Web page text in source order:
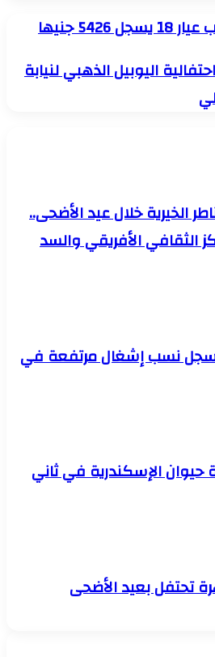
جنيها
اليوبيل الذهبي لنيابة
الخيرية خلال عيد الأضحى..
الثقافي الأفريقي والسد
نسب إشغال مرتفعة في
حيوان الإسكندرية في ثاني
تحتفل بعيد الأضحى